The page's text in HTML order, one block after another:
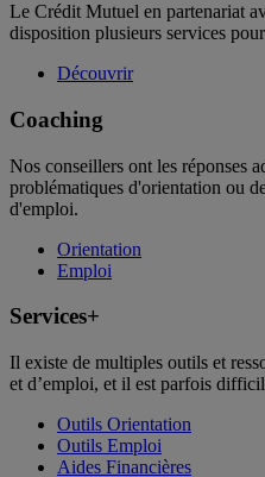
Le Crédit Mutuel en partenariat
disposition plusieurs services
Découvrir
Coaching
Nos conseillers ont les réponses
problématiques d'orientation ou
d'emploi.
Orientation
Emploi
Services+
Il existe de multiples outils et
et d’emploi, et il est parfois
Outils Orientation
Outils Emploi
Aides Financières